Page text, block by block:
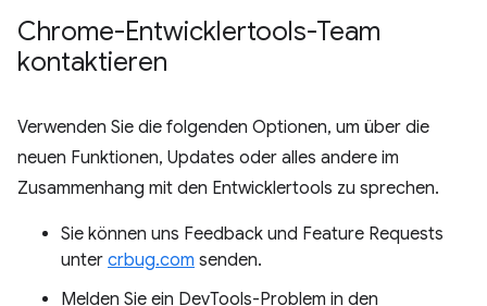
Chrome-Entwicklertools-Team
kontaktieren
Verwenden Sie die folgenden Optionen, um über die
neuen Funktionen, Updates oder alles andere im
Zusammenhang mit den Entwicklertools zu sprechen.
Sie können uns Feedback und Feature Requests
unter crbug.com senden.
Melden Sie ein DevTools-Problem in den